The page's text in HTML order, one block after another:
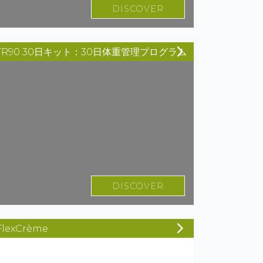
DISCOVER
30日キット：30日体重管理プログラム
DISCOVER